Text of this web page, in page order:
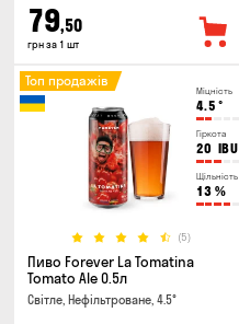
79,50
грн за 1 шт
Міцність
4.5 °
Гіркота
20 IBU
Щільність
13 %
(5)
Топ продажів
Пиво Forever La Tomatina
Tomato Ale 0.5л
Світле, Нефільтроване, 4.5°